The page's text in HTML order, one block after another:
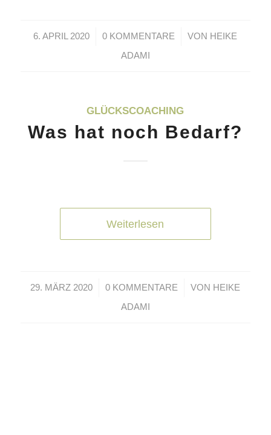
6. APRIL 2020
/ 0 KOMMENTARE
/ VON HEIKE
ADAMI
GLÜCKSCOACHING
Was hat noch Bedarf?
Weiterlesen
29. MÄRZ 2020
/ 0 KOMMENTARE
/ VON HEIKE
ADAMI